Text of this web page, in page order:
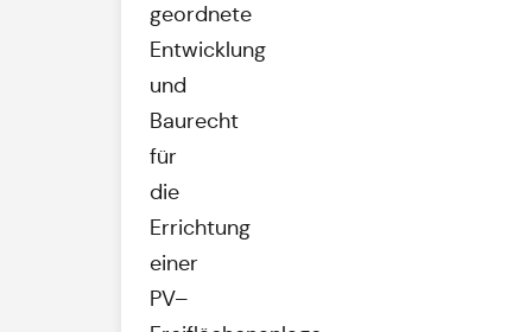
geordnete
Entwicklung
und
Baurecht
für
die
Errichtung
einer
PV–